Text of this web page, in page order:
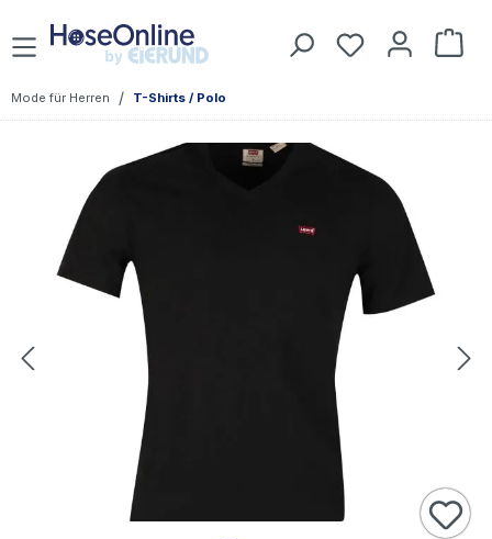
Zum Hauptinhalt springen Du hast 0
Mode für Herren / T-Shirts / Polo
Bildergalerie überspringen